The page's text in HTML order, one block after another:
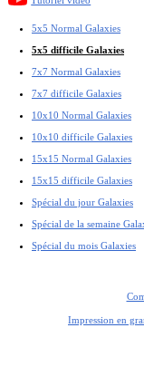
5x5 Normal Galaxies
5x5 difficile Galaxies
7x7 Normal Galaxies
7x7 difficile Galaxies
10x10 Normal Galaxies
10x10 difficile Galaxies
15x15 Normal Galaxies
15x15 difficile Galaxies
Spécial du jour Galaxies
Spécial de la semaine
Spécial du mois Galaxies
Impression en